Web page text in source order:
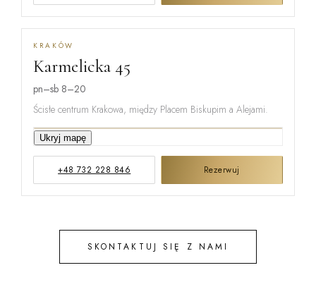
KRAKÓW
Karmelicka 45
pn–sb 8–20
Ścisłe centrum Krakowa, między Placem Biskupim a Alejami.
KARMELICKA
Ukryj mapę
+48 732 228 846 Rezerwuj
SKONTAKTUJ SIĘ Z NAMI